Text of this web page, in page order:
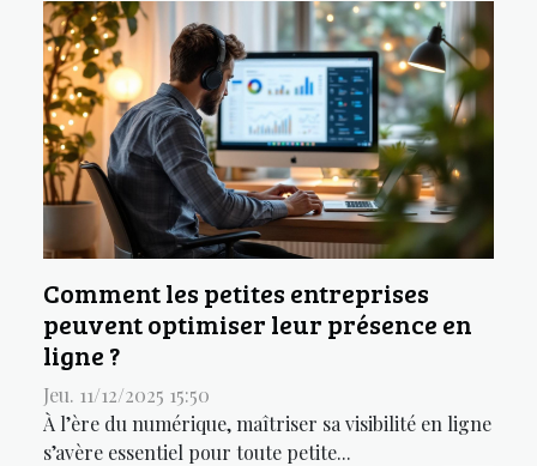
Comment les petites entreprises
peuvent optimiser leur présence en
ligne ?
Jeu. 11/12/2025 15:50
À l’ère du numérique, maîtriser sa visibilité en ligne
s’avère essentiel pour toute petite...